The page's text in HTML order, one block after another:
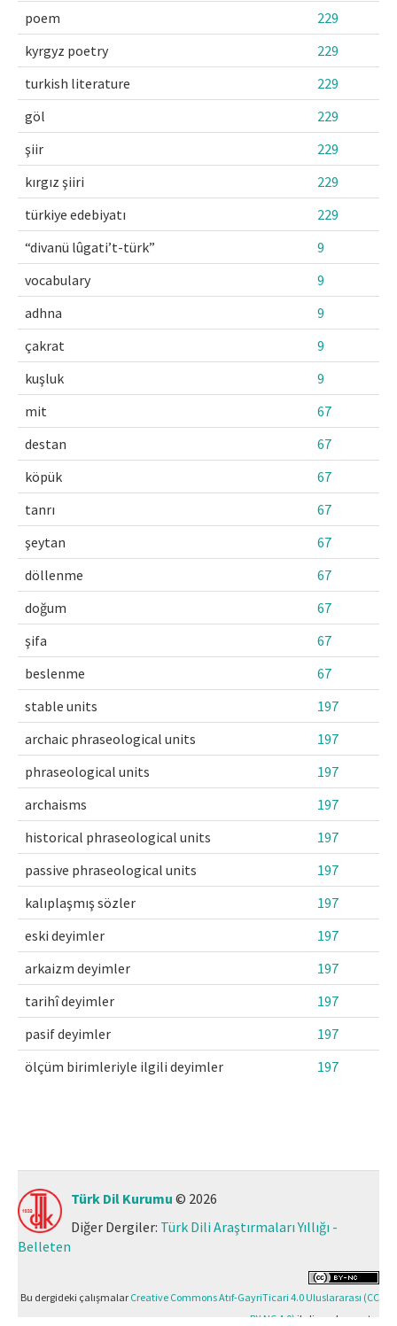
poem
229
kyrgyz poetry
229
turkish literature
229
göl
229
şiir
229
kırgız şiiri
229
türkiye edebiyatı
229
“divanü lûgati’t-türk”
9
vocabulary
9
adhna
9
çakrat
9
kuşluk
9
mit
67
destan
67
köpük
67
tanrı
67
şeytan
67
döllenme
67
doğum
67
şifa
67
beslenme
67
stable units
197
archaic phraseological units
197
phraseological units
197
archaisms
197
historical phraseological units
197
passive phraseological units
197
kalıplaşmış sözler
197
eski deyimler
197
arkaizm deyimler
197
tarihî deyimler
197
pasif deyimler
197
ölçüm birimleriyle ilgili deyimler
197
Türk Dil Kurumu © 2026
Diğer Dergiler: Türk Dili Araştırmaları Yıllığı -
Belleten
Bu dergideki çalışmalar Creative Commons Atıf-GayriTicari 4.0 Uluslararası (CC
BY-NC 4.0) ile lisanslanmıştır.